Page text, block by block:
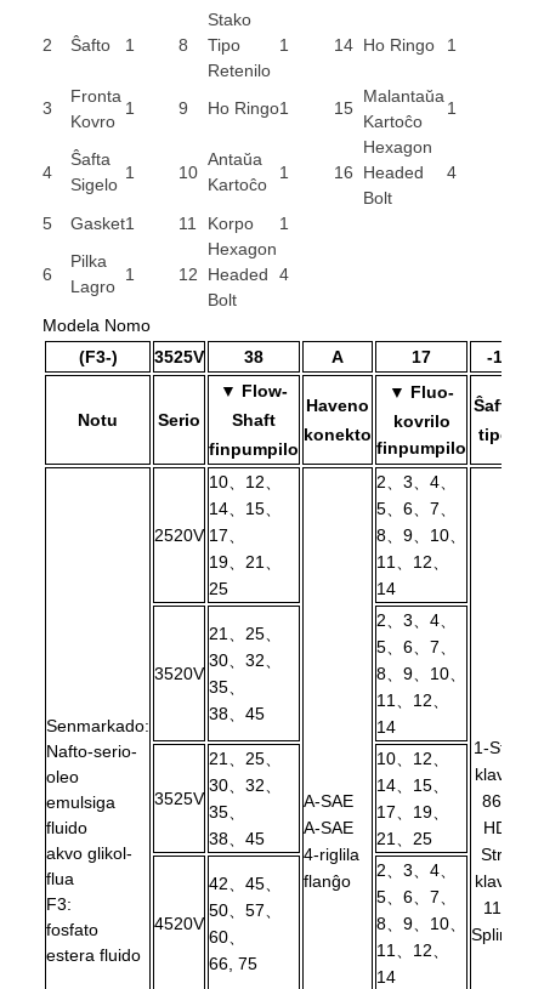
2 Ŝafto 1 8
Stako
Tipo
Retenilo
1 14 Ho Ringo 1
3
Fronta
Kovro
1 9 Ho Ringo1 15
Malantaŭa
Kartoĉo
1
4
Ŝafta
Sigelo
1 10
Antaŭa
Kartoĉo
1 16
Hexagon
Headed
Bolt
4
5 Gasket1 11 Korpo 1
6
Pilka
Lagro
1 12
Hexagon
Headed
Bolt
4
Modela Nomo
(F3-)
3525V 38 A 17 -1
Notu Serio
▼ Flow-
Shaft
finpumpilo
Haveno
konekto
▼ Fluo-
kovrilo
finpumpilo
Ŝafto
tipo
Senmarkado:
Nafto-serio-
oleo
emulsiga
fluido
akvo glikol-
flua
F3:
fosfato
estera fluido
2520V
10、12、
14、15、
17、
19、21、
25
A-SAE
A-SAE
4-riglila
flanĝo
2、3、4、
5、6、7、
8、9、10、
11、12、
14
1-Str-
klavo
86-
HD
Str-
klavo
11-
Spline
3520V
21、25、
30、32、
35、
38、45
2、3、4、
5、6、7、
8、9、10、
11、12、
14
3525V
21、25、
30、32、
35、
38、45
10、12、
14、15、
17、19、
21、25
4520V
42、45、
50、57、
60、
66, 75
2、3、4、
5、6、7、
8、9、10、
11、12、
14